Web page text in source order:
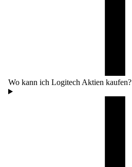
Wo kann ich Logitech Aktien kaufen?